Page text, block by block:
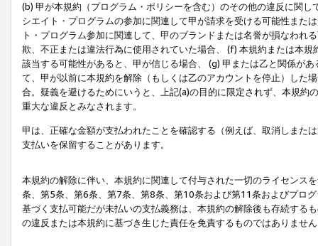
(b) 甲が本規約（プログラム・ポリシーを含む）のその他の違反に関
シエイト・プログラムの参加に関連して甲が請求を受ける可能性また
ト・プログラム参加に関連して、甲のブランドまたは名誉が損なわれ
欺、不正または違法行為に使用されていた場合、 (f) 本規約または本
該当する可能性があると、甲が信じる場合、 (g) 甲または乙と関係が
て、甲が以前に本規約を解除（もしくは乙のアカウントを停止）した
合。疑義を避けるためにいうと、上記(a)の目的に限定されず、本規
重大な違反とみなされます。
甲は、正確な金額が支払われたことを確認する（例えば、取消しまた
支払いを保留することがあります。
本規約の解除に伴い、本規約に関連して付与された一切のライセンス
条、第5条、第6条、第7条、第8条、第10条および第11条およびプロ
基づく支払可能だが未払いの支払義務は、本規約の解除後も存続する
の違反または本規約に基づき生じた責任を免責するものではありませ